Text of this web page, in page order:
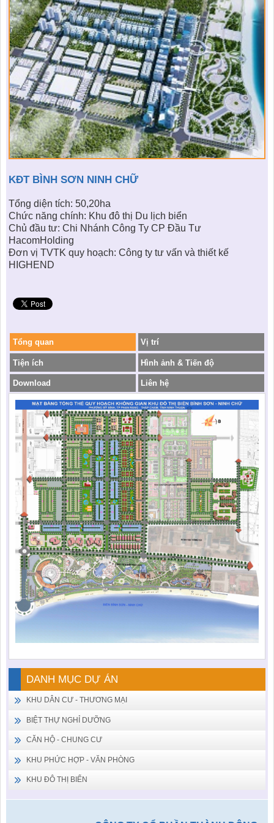
THÀNH ĐÔNG VỚI XÃ HÔI
BẮC
THƯ VIỆN PHÁP LUẬT
LIÊN HỆ & GIẢI ĐÁP
KIẾN TRÚC & PHONG THUỶ
TIN TỨC CÔNG TY
TIN TỨC TỔNG HỢP
LIÊN HỆ
KĐT BÌNH SƠN NINH CHỮ
Tổng diện tích: 50,20ha
Chức năng chính: Khu đô thị Du lịch biển
Chủ đầu tư: Chi Nhánh Công Ty CP Đầu Tư
HacomHolding
Đơn vị TVTK quy hoạch: Công ty tư vấn và thiết kế
HIGHEND
Tổng quan Vị trí
Tiện ích Hình ảnh & Tiến độ
Download Liên hệ
DANH MỤC DỰ ÁN
KHU DÂN CƯ - THƯƠNG MẠI
BIỆT THỰ NGHỈ DƯỠNG
CĂN HỘ - CHUNG CƯ
KHU PHỨC HỢP - VĂN PHÒNG
KHU ĐÔ THỊ BIỂN